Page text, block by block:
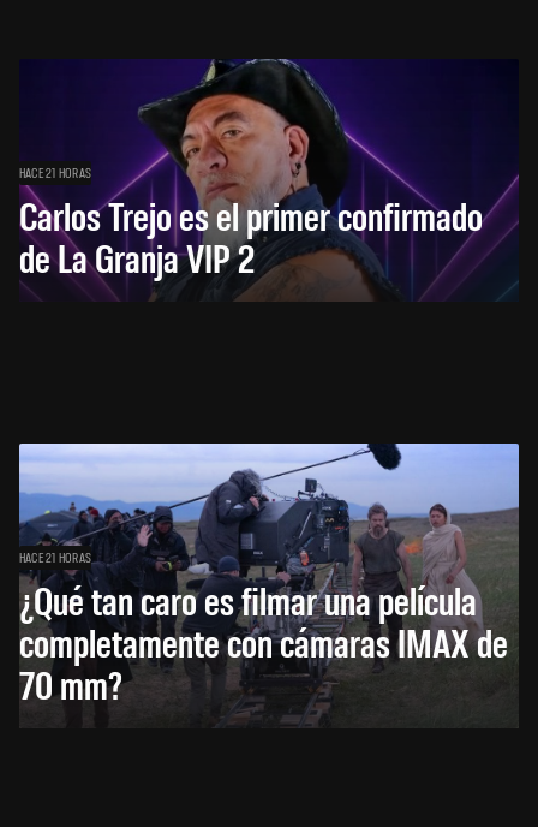
HACE 21 HORAS
Carlos Trejo es el primer confirmado
de La Granja VIP 2
HACE 21 HORAS
¿Qué tan caro es filmar una película
completamente con cámaras IMAX de
70 mm?